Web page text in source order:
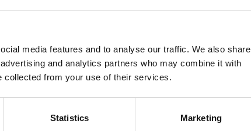
media features and to analyse our traffic. We also share
and analytics partners who may combine it with
collected from your use of their services.
Statistics Marketing
Balsamico
fresco